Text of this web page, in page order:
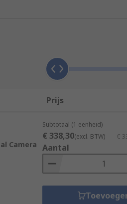
and through the camera lens.
detect the light coming in
Prijs
Camera
Subtotaal (1 eenheid)
€ 338,30(excl. BTW) €
Aantal